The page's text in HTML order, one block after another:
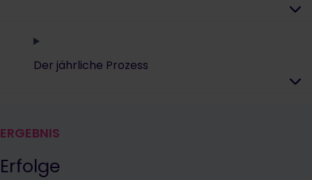
Der jährliche Prozess
ERGEBNIS
Erfolge